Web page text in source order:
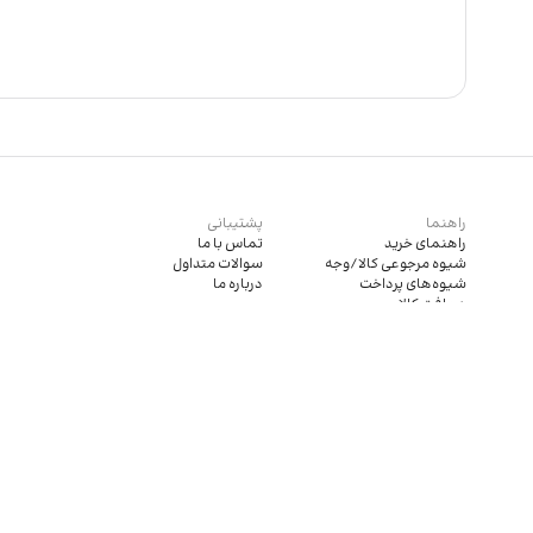
راهنما
راهنمای خرید
شیوه مرجوعی کالا/وجه
شیوه‌های پرداخت
دریافت کالا
پشتیبانی
تماس با ما
سوالات متداول
درباره ما